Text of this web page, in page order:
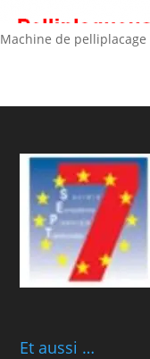
Machine de pelliplacage
Et aussi …